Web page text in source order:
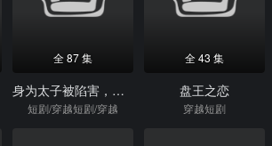
全 87 集
身为太子被陷害，我选择落草为寇
短剧/穿越短剧/穿越
全 43 集
盘王之恋
穿越短剧